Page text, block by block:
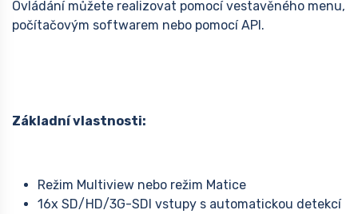
Ovládání můžete realizovat pomocí vestavěného menu,
počítačovým softwarem nebo pomocí API.
Základní vlastnosti:
Režim Multiview nebo režim Matice
16x SD/HD/3G-SDI vstupy s automatickou detekcí